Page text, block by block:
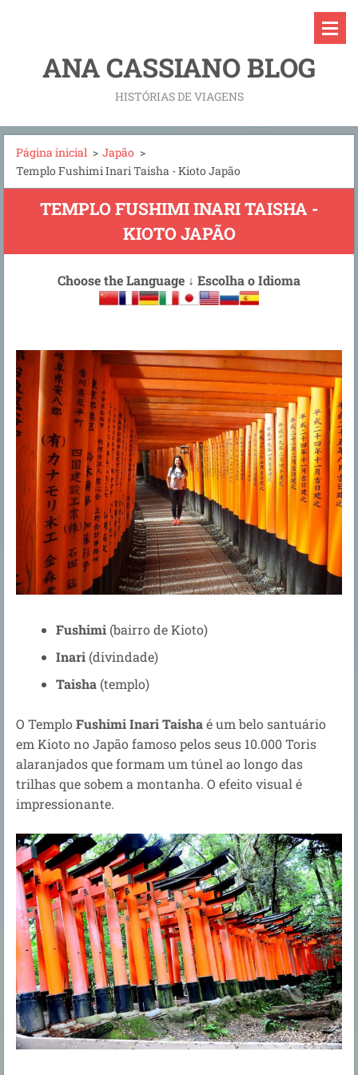
ANA CASSIANO BLOG
HISTÓRIAS DE VIAGENS
Página inicial > Japão >
Templo Fushimi Inari Taisha - Kioto Japão
TEMPLO FUSHIMI INARI TAISHA -
KIOTO JAPÃO
Choose the Language ↓ Escolha o Idioma
Fushimi (bairro de Kioto)
Inari (divindade)
Taisha (templo)
O TemploFushimi Inari Taishaé um belo santuário
em Kioto no Japão famoso pelos seus 10.000 Toris
alaranjados que formam um túnel ao longo das
trilhas que sobem a montanha. O efeito visual é
impressionante.